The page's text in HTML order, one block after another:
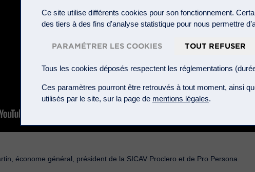
économe général, président de la SICAV Proclero et de Pro Persona.
Ce site utilise différents cookies pour son fonctionnement.
des tiers à des fins d'analyse statistique pour nous permettre
PARAMÉTRER LES COOKIES TOUT REFUSER
Tous les cookies déposés respectent les réglementations
Ces paramètres pourront être retrouvés à tout moment, ainsi
utilisés par le site, sur la page de mentions légales.